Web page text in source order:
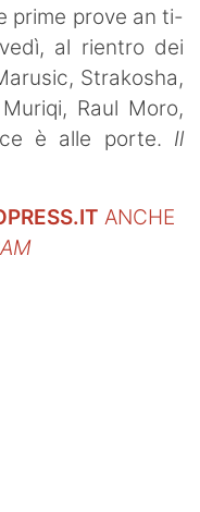
prime prove an ti-
al rientro dei
Strakosha,
Raul Moro,
è alle porte. Il
ANCHE